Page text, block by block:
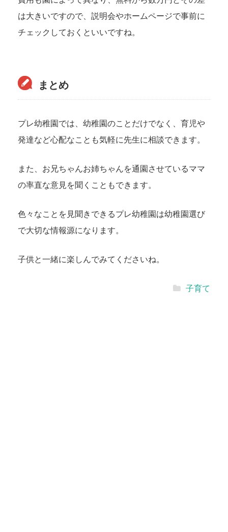
は大きいですので、説明会やホームページで事前に
チェックしておくといいですね。
まとめ
プレ幼稚園では、幼稚園のことだけでなく、育児や
発達など心配なことも気軽に先生に相談できます。
また、お兄ちゃんお姉ちゃんを通園させているママ
の率直な意見を聞くこともできます。
色々なことを見聞きできるプレ幼稚園は幼稚園選び
で大切な情報源になります。
子供と一緒に楽しんでみてくださいね。
子育て